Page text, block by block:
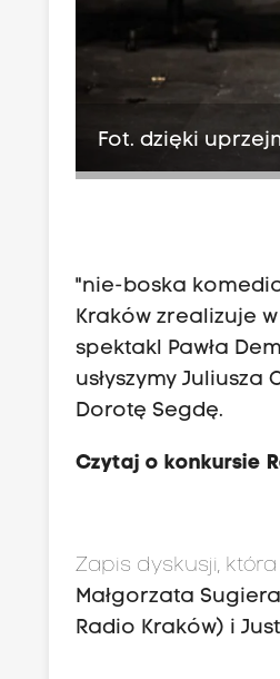
Fot. dzięki
"nie-boska
Kraków zrealizuje
spektakl Pawła
usłyszymy
Dorotę Segdę.
Czytaj o konkursie
Zapis dyskusji, która
Małgorzata
Radio Kraków) i